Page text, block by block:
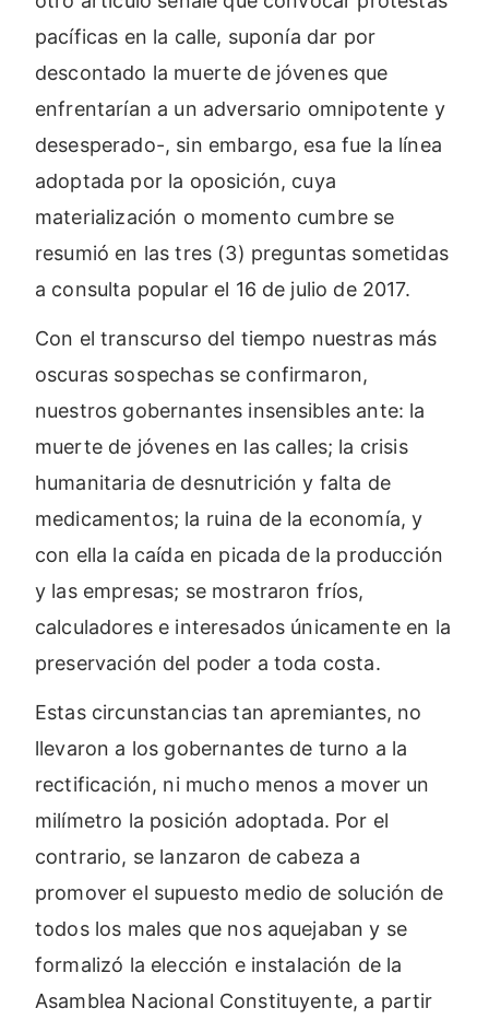
pacíficas en la calle, suponía dar por
descontado la muerte de jóvenes que
enfrentarían a un adversario omnipotente y
desesperado-, sin embargo, esa fue la línea
adoptada por la oposición, cuya
materialización o momento cumbre se
resumió en las tres (3) preguntas sometidas
a consulta popular el 16 de julio de 2017.
Con el transcurso del tiempo nuestras más
oscuras sospechas se confirmaron,
nuestros gobernantes insensibles ante: la
muerte de jóvenes en las calles; la crisis
humanitaria de desnutrición y falta de
medicamentos; la ruina de la economía, y
con ella la caída en picada de la producción
y las empresas; se mostraron fríos,
calculadores e interesados únicamente en la
preservación del poder a toda costa.
Estas circunstancias tan apremiantes, no
llevaron a los gobernantes de turno a la
rectificación, ni mucho menos a mover un
milímetro la posición adoptada. Por el
contrario, se lanzaron de cabeza a
promover el supuesto medio de solución de
todos los males que nos aquejaban y se
formalizó la elección e instalación de la
Asamblea Nacional Constituyente, a partir